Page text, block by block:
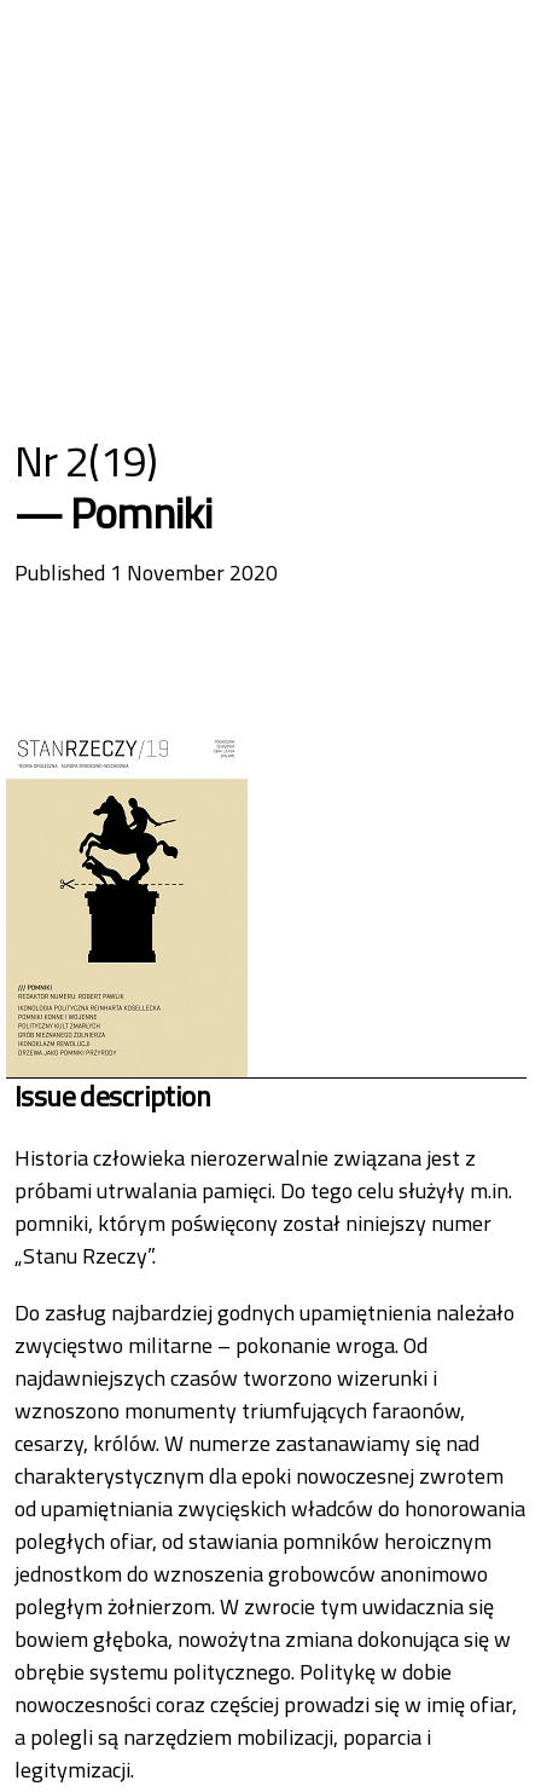
Nr 2(19)
Pomniki
Published 1 November 2020
Issue description
Historia człowieka nierozerwalnie związana jest z
próbami utrwalania pamięci. Do tego celu służyły m.in.
pomniki, którym poświęcony został niniejszy numer
„Stanu Rzeczy”.
Do zasług najbardziej godnych upamiętnienia należało
zwycięstwo militarne – pokonanie wroga. Od
najdawniejszych czasów tworzono wizerunki i
wznoszono monumenty triumfujących faraonów,
cesarzy, królów. W numerze zastanawiamy się nad
charakterystycznym dla epoki nowoczesnej zwrotem
od upamiętniania zwycięskich władców do honorowania
poległych ofiar, od stawiania pomników heroicznym
jednostkom do wznoszenia grobowców anonimowo
poległym żołnierzom. W zwrocie tym uwidacznia się
bowiem głęboka, nowożytna zmiana dokonująca się w
obrębie systemu politycznego. Politykę w dobie
nowoczesności coraz częściej prowadzi się w imię ofiar,
a polegli są narzędziem mobilizacji, poparcia i
legitymizacji.